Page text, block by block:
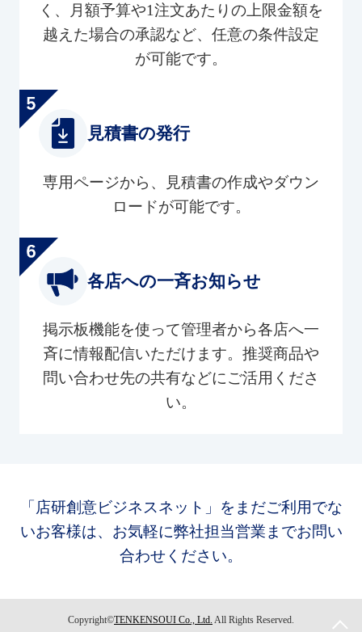
く、月額予算や1注文あたりの上限金額を
越えた場合の承認など、任意の条件設定
が可能です。
見積書の発行
専用ページから、見積書の作成やダウン
ロードが可能です。
各店への一斉お知らせ
掲示板機能を使って管理者から各店へ一
斉に情報配信いただけます。推奨商品や
問い合わせ先の共有などにご活用くださ
い。
「店研創意ビジネスネット」をまだご利用でな
いお客様は、お気軽に弊社担当営業までお問い
合わせください。
Copyright©TENKENSOUI Co., Ltd. All Rights Reserved.